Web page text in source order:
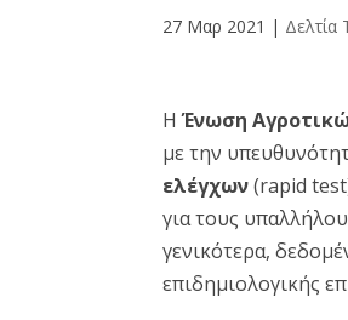
27 Μαρ 2021 | Δελτία
ΗΈνωση
με την
ελέγχων(rapid
για τους
γενικότερα,
επιδημιολογικής